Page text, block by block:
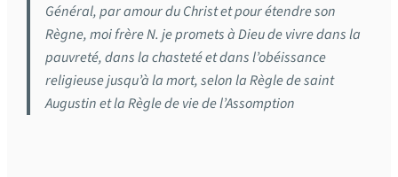
Général, par amour du Christ et pour étendre son
Règne, moi frère N. je promets à Dieu de vivre dans la
pauvreté, dans la chasteté et dans l’obéissance
religieuse jusqu’à la mort, selon la Règle de saint
Augustin et la Règle de vie de l’Assomption